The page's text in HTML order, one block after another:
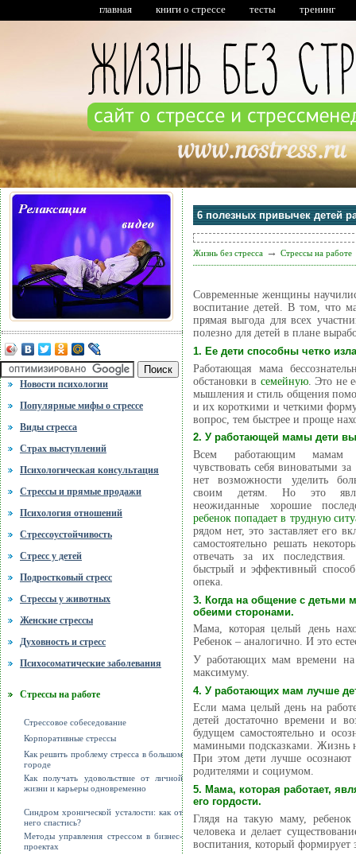
главная книги о стрессе тесты тренинг
Новости психологии
Популярные мифы о стрессе
Виды стресса
Cтрах выступлений
Психологическая консультация
Стрессы и прямые продажи
Психология отношений
Стрессоустойчивость
Стресс у детей
Подростковый стресс
Стрессы у животных
Женские стрессы
Духовность и стресс
Психосоматические заболевания
Стрессы на работе
Стрессовое собеседование
Корпоративные стрессы
Как решить проблему стресса в большом
городе
Как получать удовольствие от личной
жизни и карьеры одновременно
Синдром хронической усталости: как от
него спастись?
Методы управления стрессом в бизнес-
проектах
6 полезных привычек детей
Жизнь без стресса → Стрессы на работе
Современные женщины
воспитание детей. В том, что
прямая выгода для всех
полезно для детей в плане
1. Ее дети способны четко
Работающая мама
обстановки в семейную. Это не
мышления и стиль общения
и их короткими и четкими
вопрос, тем быстрее и проще
2. У работающей мамы дети
Всем работающим мамам
чувствовать себя виноватыми
нет возможности уделить
своим детям. Но это
неожиданные хорошие
ребенок попадает в трудную
рядом нет, это заставляет его
самостоятельно решать
отвечать за их
быстрый и эффективный
опека.
3. Когда на общение с детьми
обеими сторонами.
Мама, которая целый день
Ребенок – аналогично. И это
У работающих мам времени на
максимуму.
4. У работающих мам лучше
Если мама целый день на
детей достаточно времени и
будущем самостоятельно и
мамиными подсказками. Жизнь
При этом дети лучше осознают
родителями и социумом.
5. Мама, которая работает,
его гордости.
Глядя на такую маму,
человека и делает
воспитания, который формирует